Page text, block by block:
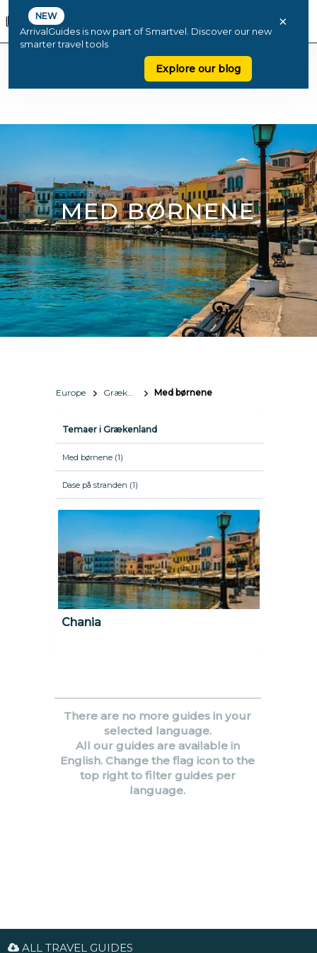
NEW
ArrivalGuides is now part of Smartvel. Discover our new
smarter travel tools
Explore our blog
×
MED BØRNENE
Europe Grækenland Med børnene
Temaer i Grækenland
Med børnene (1)
Dase på stranden (1)
Chania
There are no more guides in your
selected language.
All our guides are available in
English. Change the flag icon to the
top right to filter guides per
language.
ALL TRAVEL GUIDES